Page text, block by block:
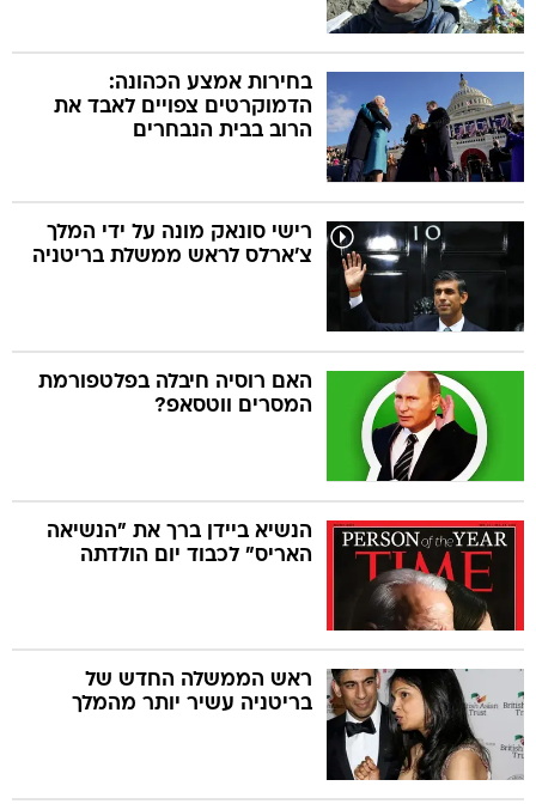
בחירות אמצע הכהונה:
הדמוקרטים צפויים לאבד את
הרוב בבית הנבחרים
רישי סונאק מונה על ידי המלך
צ'ארלס לראש ממשלת בריטניה
האם רוסיה חיבלה בפלטפורמת
המסרים ווטסאפ?
הנשיא ביידן ברך את "הנשיאה
האריס" לכבוד יום הולדתה
ראש הממשלה החדש של
בריטניה עשיר יותר מהמלך